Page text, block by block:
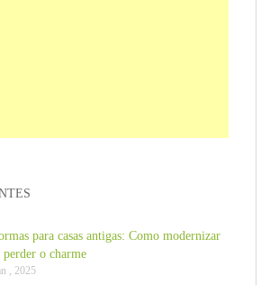
para casas antigas: Como modernizar
perder o charme
, 2025